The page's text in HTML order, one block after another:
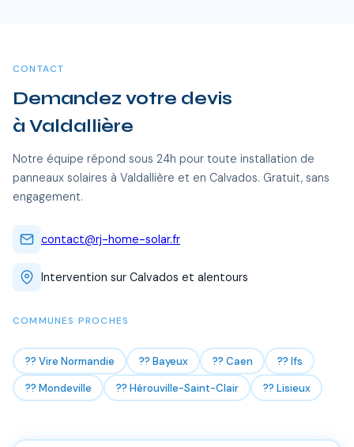
CONTACT
Demandez votre devis
à Valdallière
Notre équipe répond sous 24h pour toute installation de
panneaux solaires à Valdallière et en Calvados. Gratuit, sans
engagement.
contact@rj-home-solar.fr
Intervention sur Calvados et alentours
COMMUNES PROCHES
?? Vire Normandie ?? Bayeux ?? Caen
?? Ifs
?? Mondeville
?? Hérouville-Saint-Clair ?? Lisieux